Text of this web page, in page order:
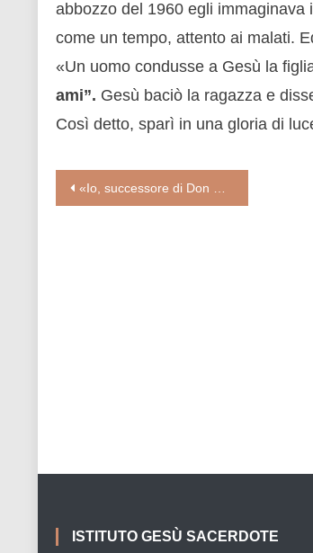
abbozzo del 1960 egli
come un tempo, attento ai malati.
«Un uomo condusse a Gesù la
ami”. Gesù baciò la ragazza e
Così detto, sparì in una gloria di
Navigazione
«Io, successore di Don Bosco vi dico: non smettete di credere nei giovani»
ISTITUTO GESÙ SACERDOTE